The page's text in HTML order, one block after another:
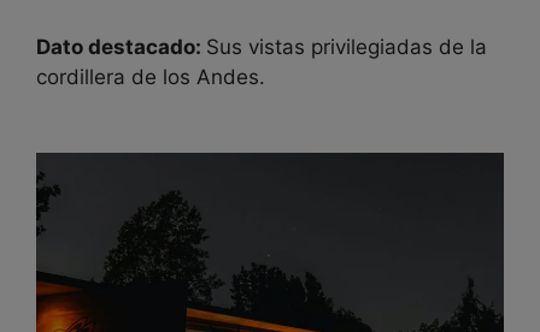
Dato destacado: Sus vistas privilegiadas de la
cordillera de los Andes.